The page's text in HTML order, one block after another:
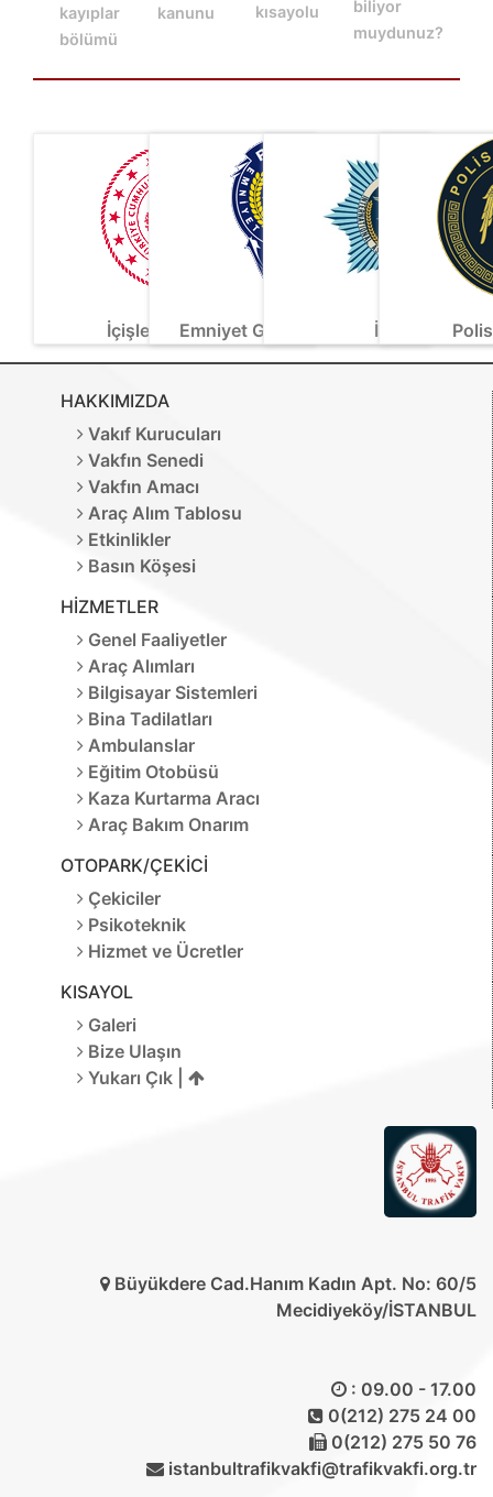
kayıplar
bölümü
kanunu kısayolu
biliyor
muydunuz?
İçişleri BakanlığıEmniyet Genel Müdürlüğüİnterpa
HAKKIMIZDA
Vakıf Kurucuları
Vakfın Senedi
Vakfın Amacı
Araç Alım Tablosu
Etkinlikler
Basın Köşesi
HİZMETLER
Genel Faaliyetler
Araç Alımları
Bilgisayar Sistemleri
Bina Tadilatları
Ambulanslar
Eğitim Otobüsü
Kaza Kurtarma Aracı
Araç Bakım Onarım
OTOPARK/ÇEKİCİ
Çekiciler
Psikoteknik
Hizmet ve Ücretler
KISAYOL
Galeri
Bize Ulaşın
Yukarı Çık |
Büyükdere Cad.Hanım Kadın Apt. No: 60/5
Mecidiyeköy/İSTANBUL
: 09.00 - 17.00
0(212) 275 24 00
0(212) 275 50 76
istanbultrafikvakfi@trafikvakfi.org.tr